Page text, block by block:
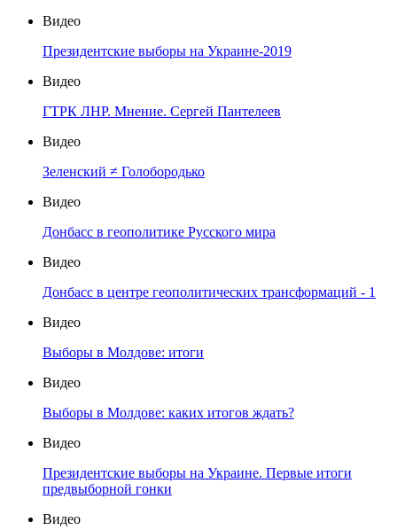
Видео
Президентские выборы на Украине-2019
Видео
ГТРК ЛНР. Мнение. Сергей Пантелеев
Видео
Зеленский ≠ Голобородько
Видео
Донбасс в геополитике Русского мира
Видео
Донбасс в центре геополитических трансформаций - 1
Видео
Выборы в Молдове: итоги
Видео
Выборы в Молдове: каких итогов ждать?
Видео
Президентские выборы на Украине. Первые итоги
предвыборной гонки
Видео